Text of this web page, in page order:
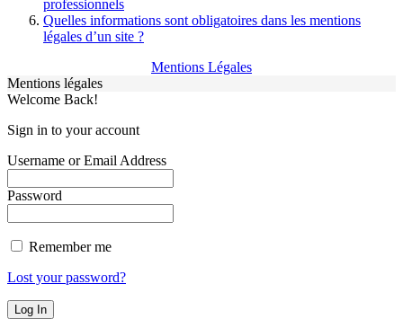
professionnels
Quelles informations sont obligatoires dans les mentions
légales d’un site ?
Mentions Légales
Mentions légales
Welcome Back!
Sign in to your account
Username or Email Address
Password
Remember me
Lost your password?